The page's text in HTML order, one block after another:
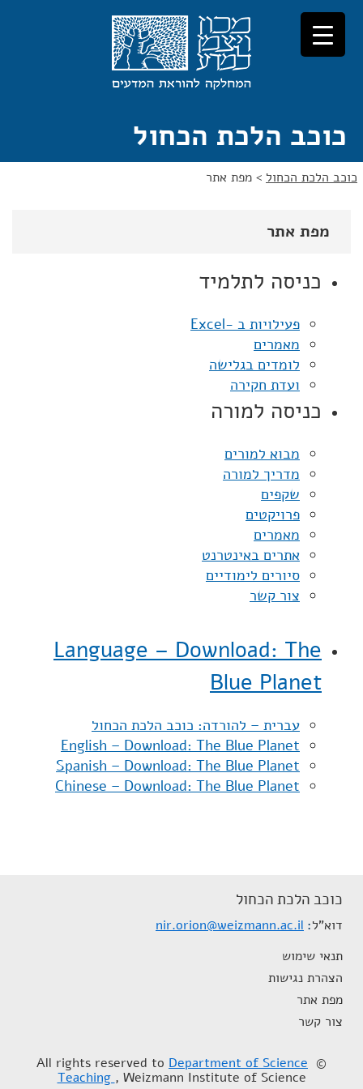
לתוכן
לניווט
כוכב הלכת הכחול
כוכב הלכת הכחול > מפת אתר
מפת אתר
כניסה לתלמיד
פעילויות ב -Excel
מאמרים
לומדים בגלישה
ועדת חקירה
כניסה למורה
מבוא למורים
מדריך למורה
שקפים
פרויקטים
מאמרים
אתרים באינטרנט
סיורים לימודיים
צור קשר
Language – Download: The
Blue Planet
עברית – להורדה: כוכב הלכת הכחול
English – Download: The Blue Planet
Spanish – Download: The Blue Planet
Chinese – Download: The Blue Planet
כוכב הלכת הכחול
דוא"ל nir.orion@weizmann.ac.il
תנאי שימוש
הצהרת נגישות
מפת אתר
צור קשר
© All rights reserved to
Department of Science
Teaching , Weizmann Institute of Science